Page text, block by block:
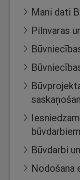
Mani dati
Pilnvaras
būvdarbiem
Būvdarbi
Nodošana